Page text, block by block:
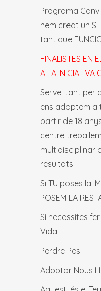
Programa
hem creat un
tant que
FINALISTES EN
A LA INICIATIVA
Servei tant per
ens adaptem a
partir de 18
centre
multidisciplinar
resultats.
Si TU poses la
POSEM LA
Si necessites fer
Vida
Perdre Pes
Adoptar Nous